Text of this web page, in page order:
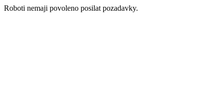
Roboti nemaji povoleno posilat pozadavky.